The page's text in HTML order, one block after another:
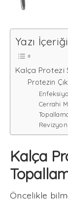
Yazı İçeriği
Kalça Protezi
Protezin
Cerrahi
Kalça
Öncelikle